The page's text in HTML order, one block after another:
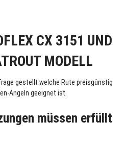
CX 3151 UND
MODELL
gestellt welche Rute preisgünstig
Angeln geeignet ist.
müssen erfüllt